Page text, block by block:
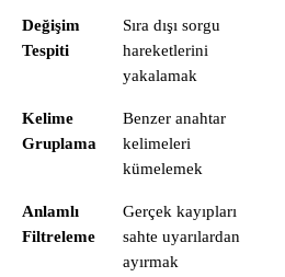
Değişim
Tespiti
Sıra dışı sorgu
hareketlerini
yakalamak
Kelime
Gruplama
Benzer anahtar
kelimeleri
kümelemek
Anlamlı
Filtreleme
Gerçek kayıpları
sahte uyarılardan
ayırmak